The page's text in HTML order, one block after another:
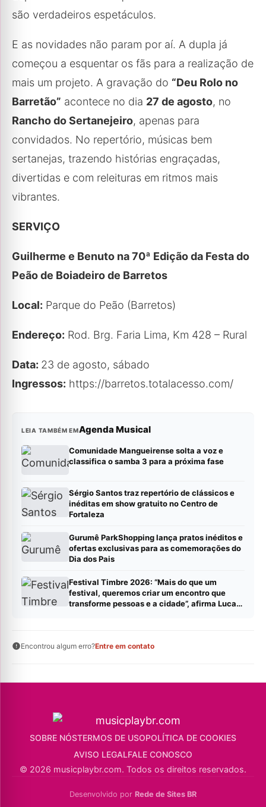
são verdadeiros espetáculos.
E as novidades não param por aí. A dupla já
começou a esquentar os fãs para a realização de
mais um projeto. A gravação do “Deu Rolo no
Barretão” acontece no dia 27 de agosto, no
Rancho do Sertanejeiro, apenas para
convidados. No repertório, músicas bem
sertanejas, trazendo histórias engraçadas,
divertidas e com releituras em ritmos mais
vibrantes.
SERVIÇO
Guilherme e Benuto na 70ª Edição da Festa do
Peão de Boiadeiro de Barretos
Local: Parque do Peão (Barretos)
Endereço: Rod. Brg. Faria Lima, Km 428 – Rural
Data: 23 de agosto, sábado
Ingressos: https://barretos.totalacesso.com/
LEIA TAMBÉM EMAgenda Musical
Comunidade Mangueirense solta a voz e
classifica o samba 3 para a próxima fase
Sérgio Santos traz repertório de clássicos e
inéditas em show gratuito no Centro de
Fortaleza
Gurumê ParkShopping lança pratos inéditos e
ofertas exclusivas para as comemorações do
Dia dos Pais
Festival Timbre 2026: “Mais do que um
festival, queremos criar um encontro que
transforme pessoas e a cidade”, afirma Lucas
Encontrou algum erro?Entre em contato
SOBRE NÓSTERMOS DE USOPOLÍTICA DE COOKIES
AVISO LEGALFALE CONOSCO
© 2026 musicplaybr.com. Todos os direitos reservados.
Desenvolvido por Rede de Sites BR